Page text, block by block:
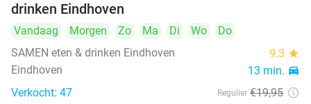
food
drinken Eindhoven
Vandaag Morgen Zo Ma Di Wo
Do
SAMEN eten & drinken Eindhoven
9.3 star
Eindhoven 13 min. directions_car
Verkocht: 47 Regulier €19,95